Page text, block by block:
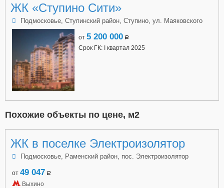
ЖК «Ступино Сити»
Подмосковье, Ступинский район, Ступино, ул. Маяковского
от 5 200 000 a
Срок ГК: I квартал 2025
Похожие объекты по цене, м2
ЖК в поселке Электроизолятор
Подмосковье, Раменский район, пос. Электроизолятор
от 49 047 a
Выхино